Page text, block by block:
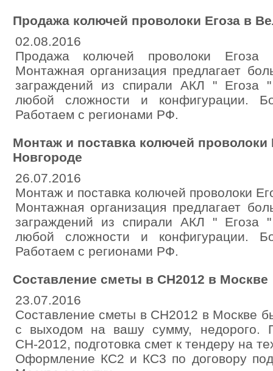
Продажа колючей проволоки Егоза в
02.08.2016
Продажа колючей проволоки Егоза
Монтажная организация предлагает
заграждений из спирали АКЛ " Егоза
любой сложности и конфигурации.
Работаем с регионами РФ.
Монтаж и поставка колючей проволоки
Новгороде
26.07.2016
Монтаж и поставка колючей проволоки
Монтажная организация предлагает
заграждений из спирали АКЛ " Егоза
любой сложности и конфигурации.
Работаем с регионами РФ.
Составление сметы в СН2012 в Москве
23.07.2016
Составление сметы в СН2012 в Москве
с выходом на вашу сумму, недорого.
СН-2012, подготовка смет к тендеру на
Оформление КС2 и КС3 по договору